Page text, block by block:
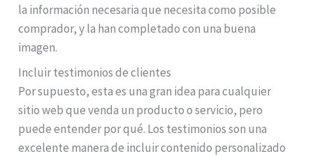
la información necesaria que necesita como posible
comprador, y la han completado con una buena
imagen.
Incluir testimonios de clientes
Por supuesto, esta es una gran idea para cualquier
sitio web que venda un producto o servicio, pero
puede entender por qué. Los testimonios son una
excelente manera de incluir contenido personalizado